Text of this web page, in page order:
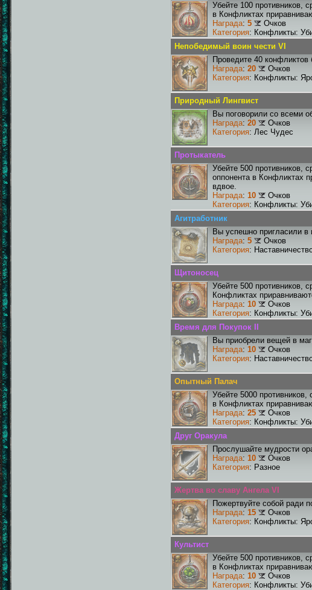
Убейте 100 противников,
в Конфликтах
Награда: 5
Очков
Категория: Конфликты:
Непобедимый воин чести VI
Проведите 40 конфликтов
Награда: 20
Очков
Категория: Конфликты:
Природный Лингвист
Вы поговорили со всеми
Награда: 20
Очков
Категория: Лес Чудес
Протыкатель
Убейте 500 противников,
оппонента в Конфликтах
вдвое.
Награда: 10
Очков
Категория: Конфликты:
Агитработник
Вы успешно пригласили в
Награда: 5
Очков
Категория:
Щитоносец
Убейте 500 противников,
Конфликтах
Награда: 10
Очков
Категория: Конфликты:
Время для Покупок II
Вы приобрели вещей в
Награда: 10
Очков
Категория:
Опытный Палач
Убейте 5000
в Конфликтах
Награда: 25
Очков
Категория: Конфликты:
Друг Оракула
Прослушайте мудрости
Награда: 10
Очков
Категория: Разное
Жертва во славу Ангела VI
Пожертвуйте собой ради
Награда: 15
Очков
Категория: Конфликты:
Культист
Убейте 500 противников,
в Конфликтах
Награда: 10
Очков
Категория: Конфликты: